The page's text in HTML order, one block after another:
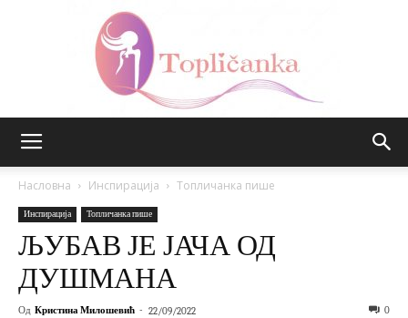
Насловна Инспирација Топличанка пише
Инспирација Топличанка пише
ЉУБАВ ЈЕ ЈАЧА ОД
ДУШМАНА
Од Кристина Милошевић - 22/09/2022 0